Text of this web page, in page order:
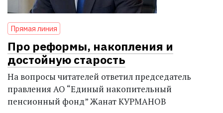
Прямая линия
Про реформы, накопления и
достойную старость
На вопросы читателей ответил председатель
правления АО “Единый накопительный
пенсионный фонд” Жанат КУРМАНОВ